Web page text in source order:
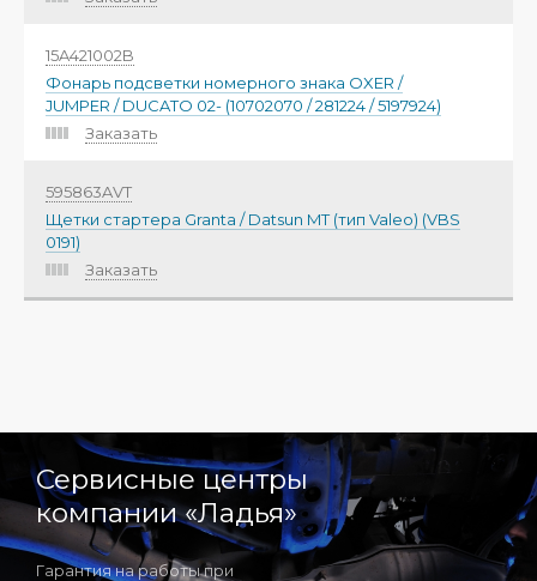
15A421002B
Фонарь подсветки номерного знака OXER /
JUMPER / DUCATO 02- (10702070 / 281224 / 5197924)
Заказать
595863AVT
Щетки стартера Granta / Datsun MT (тип Valeo) (VBS
0191)
Заказать
Сервисные центры
компании «Ладья»
Гарантия на работы при